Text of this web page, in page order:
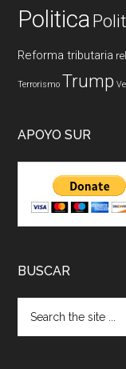
Politica
Reforma tributaria
Terrorismo Trump
APOYO SUR
BUSCAR